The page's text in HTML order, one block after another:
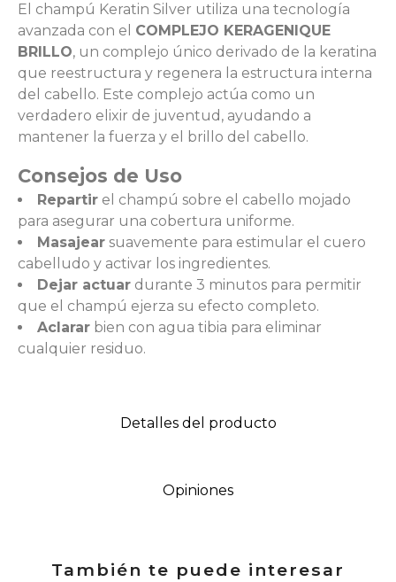
Detalles del producto
Opiniones
El champú Keratin Silver utiliza una tecnología
avanzada con el COMPLEJO KERAGENIQUE
BRILLO, un complejo único derivado de la keratina
que reestructura y regenera la estructura interna
del cabello. Este complejo actúa como un
verdadero elixir de juventud, ayudando a
mantener la fuerza y el brillo del cabello.
Consejos de Uso
Repartir el champú sobre el cabello mojado
para asegurar una cobertura uniforme.
Masajear suavemente para estimular el cuero
cabelludo y activar los ingredientes.
Dejar actuar durante 3 minutos para permitir
que el champú ejerza su efecto completo.
Aclarar bien con agua tibia para eliminar
cualquier residuo.
También te puede interesar